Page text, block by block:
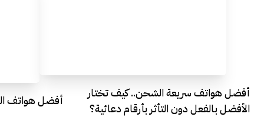
أفضل هواتف سريعة الشحن.. كيف تختار
الأفضل بالفعل دون التأثر بأرقام دعائية؟
أفضل هواتف